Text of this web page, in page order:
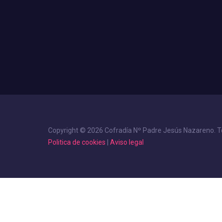
Copyright © 2026 Cofradía Nº Padre Jesús Nazareno.
Politica de cookies
Aviso legal